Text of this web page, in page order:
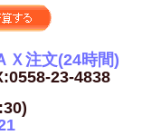
Ｘ注文(24時間)
23-4838